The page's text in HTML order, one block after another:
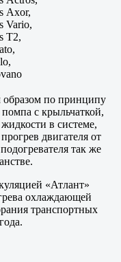
Axor,
Vario,
T2,
образом по принципу
с крыльчаткой,
в системе,
двигателя от
так же
«Атлант»
охлаждающей
транспортных